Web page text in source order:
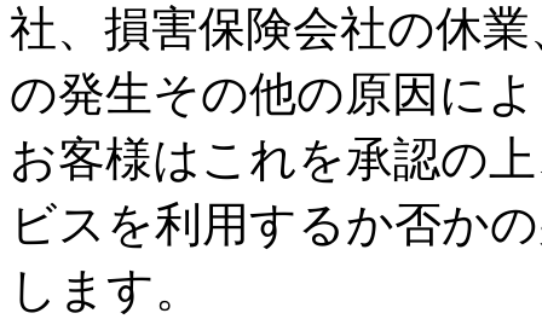
社、損害保険会社の休
の発生その他の原因に
お客様はこれを承認の
ビスを利用するか否か
します。